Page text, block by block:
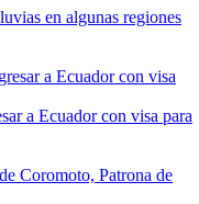
en algunas regiones
a Ecuador con visa para